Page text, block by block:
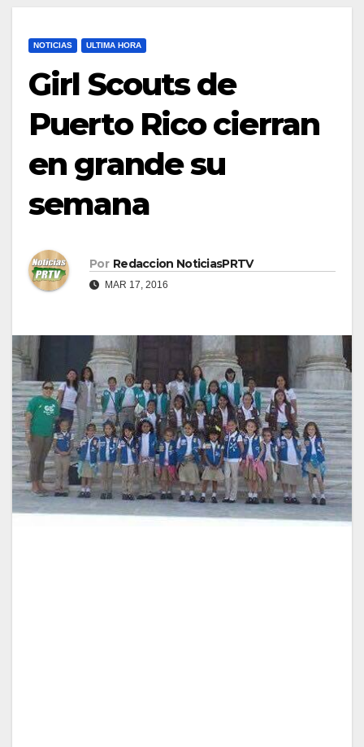
NOTICIAS ULTIMA HORA
Girl Scouts de
Puerto Rico cierran
en grande su
semana
Por Redaccion NoticiasPRTV
MAR 17, 2016